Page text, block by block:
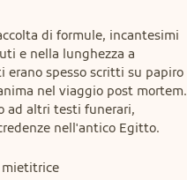
di formule, incantesimi
e nella lunghezza a
erano spesso scritti su papiro
nel viaggio post mortem.
ad altri testi funerari,
nell'antico Egitto.
mietitrice